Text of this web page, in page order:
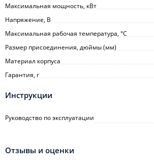
Максимальная мощность, кВт
Напряжение, В
Максимальная рабочая температура, °С
Размер присоединения, дюймы (мм)
Материал корпуса
Гарантия, г
Инструкции
Руководство по эксплуатации
Отзывы и оценки